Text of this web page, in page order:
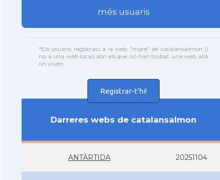
més usuaris
*Els usuaris registrats a la web "mare" de catalansalmon (i
no a una web local) són els que no han trobat una web allà
on viuen
Registrar-t'hi!
Darreres webs de catalansalmon
ANTÀRTIDA 20251104